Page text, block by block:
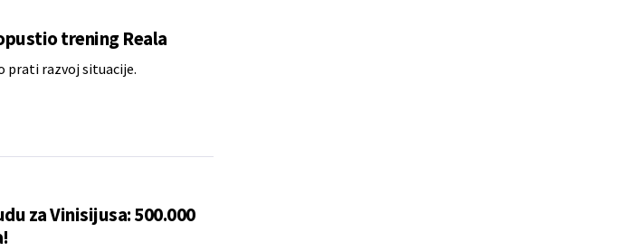
trening Reala
prati razvoj situacije.
za Vinisijusa: 500.000